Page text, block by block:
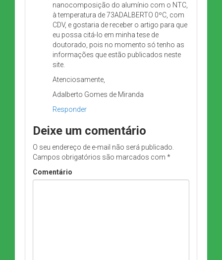
nanocomposição do alumínio com o NTC,
à temperatura de 73ADALBERTO 0ºC, com
CDV, e gostaria de receber o artigo para que
eu possa citá-lo em minha tese de
doutorado, pois no momento só tenho as
informações que estão publicados neste
site.
Atenciosamente,
Adalberto Gomes de Miranda
Responder
Deixe um comentário
O seu endereço de e-mail não será publicado.
Campos obrigatórios são marcados com *
Comentário